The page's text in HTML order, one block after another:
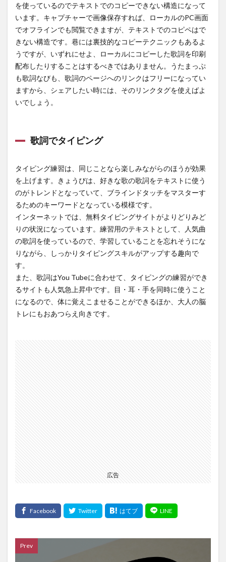
を使っているのでテキストでのコピーできない構造になって
います。キャプチャーで画像保存すれば、ローカルのPC画面
でオフラインでも閲覧できますが、テキストでのコピペはで
きない構造です。巷には裏技的なコピーテクニックもあるよ
うですが、いずれにせよ、ローカルにコピーした歌詞を印刷
配布したりすることはするべきではありません。うたまっぷ
も歌詞なびも、歌詞のページへのリンクはフリーになってい
ますから、シェアしたい時には、そのリンクタグを使えばよ
いでしょう。
歌詞でタイピング
タイピング練習は、同じことなら楽しみながらのほうが効果
を上げます。きょうびは、好きな歌の歌詞をテキストに使う
のがトレンドとなっていて、ブラインドタッチをマスターす
るためのキーワードとなっている模様です。
インターネットでは、無料タイピングサイトがよりどりみど
りの状況になっています。練習用のテキストとして、人気曲
の歌詞を使っているので、学習していることを忘れそうにな
りながら、しっかりタイピングスキルがアップする趣向で
す。
また、歌詞はYou Tubeに合わせて、タイピングの練習ができ
るサイトも人気急上昇中です。目・耳・手を同時に使うこと
になるので、体に覚えこませることができるほか、大人の脳
トレにもおあつらえ向きです。
広告
Prev